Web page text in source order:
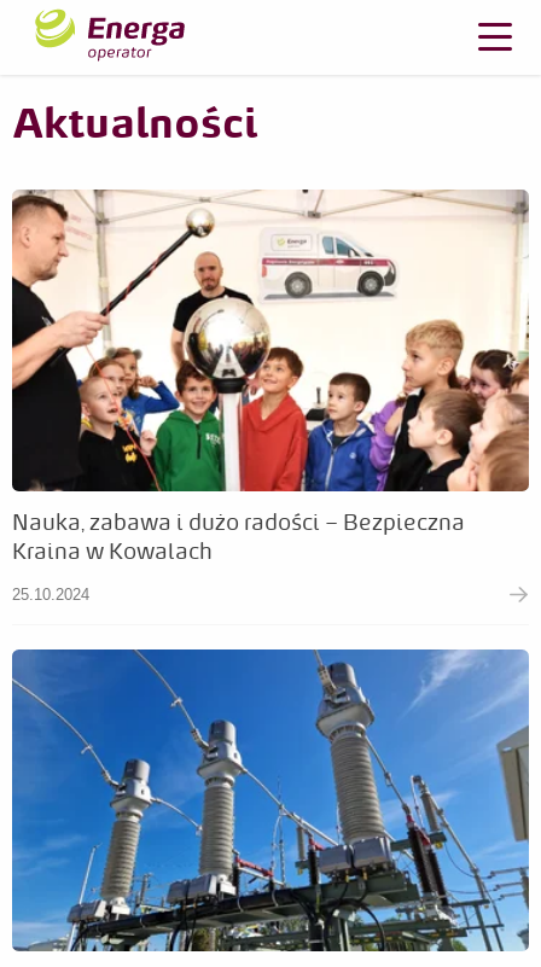
Aktualności
Nauka, zabawa i dużo radości – Bezpieczna
Kraina w Kowalach
25.10.2024